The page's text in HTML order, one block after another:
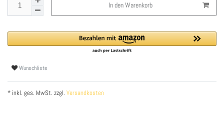
In den Warenkorb
Wunschliste
* inkl. ges. MwSt. zzgl. Versandkosten